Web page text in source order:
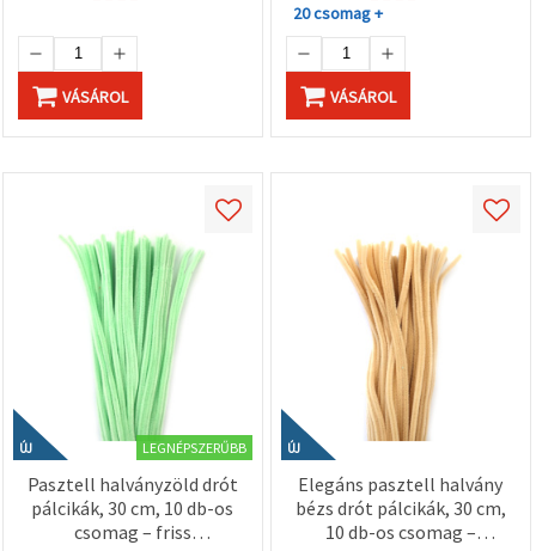
VÁSÁROL
20 csomag +
VÁSÁROL
ÚJ LEGNÉPSZERŰBB
Pasztell halványzöld drót
pálcikák, 30 cm, 10 db-os
csomag – friss
ÚJ
Elegáns pasztell halvány
bézs drót pálcikák, 30 cm,
10 db-os csomag –